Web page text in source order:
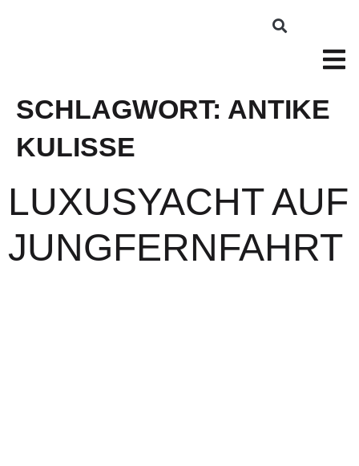
SCHLAGWORT: ANTIKE
KULISSE
LUXUSYACHT AUF
JUNGFERNFAHRT